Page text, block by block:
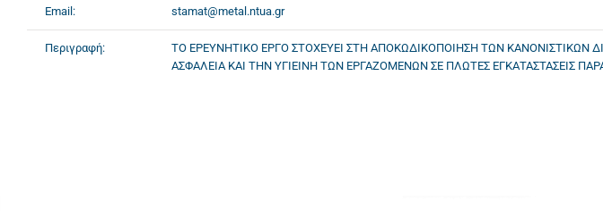
Email: stamat@metal.ntua.gr
Περιγραφή:
ΤΟ ΕΡΕΥΝΗΤΙΚΟ ΕΡΓΟ ΣΤΟΧΕΥΕΙ ΣΤΗ ΑΠΟΚΩΔΙΚΟΠΟΙΗΣΗ ΤΩΝ
ΑΣΦΑΛΕΙΑ ΚΑΙ ΤΗΝ ΥΓΙΕΙΝΗ ΤΩΝ ΕΡΓΑΖΟΜΕΝΩΝ ΣΕ ΠΛΩΤΕΣ ΕΓΚΑΤΑΣΤΑΣΕΙΣ